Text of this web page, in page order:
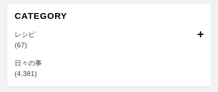
CATEGORY
レシピ
(67)
日々の事
(4,381)